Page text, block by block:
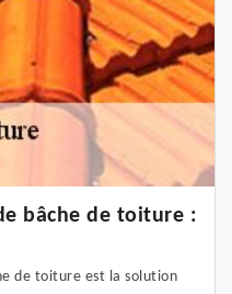
bâche de toiture :
de toiture est la solution